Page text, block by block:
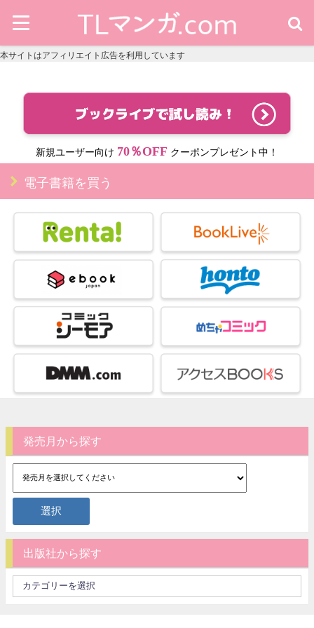
本サイトはアフィリエイト広告を利用しています
新規ユーザー向け 70％OFF クーポンプレゼント中！
電子書籍を買う
発売月から探す
出版社から探す